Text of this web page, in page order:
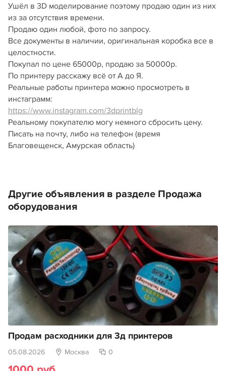
Ушёл в 3D моделирование поэтому продаю один из них
из за отсутствия времени.
Продаю один любой, фото по запросу.
Все документы в наличии, оригинальная коробка все в
целостности.
Покупал по цене 65000р, продаю за 50000р.
По принтеру расскажу всё от А до Я.
Реальные работы принтера можно просмотреть в
инстаграмм:
https://www.instagram.com/3dprintblg
Реальному покупателю могу немного сбросить цену.
Писать на почту, либо на телефон (время
Благовещенск, Амурская область)
Другие объявления в разделе Продажа
оборудования
Продам расходники для 3д принтеров
05.08.2026 Москва 0